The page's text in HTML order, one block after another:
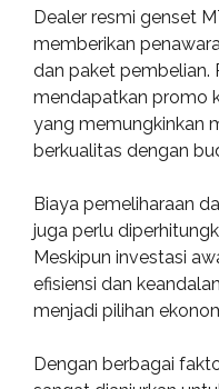
Dealer resmi genset
memberikan
dan paket pembelian.
mendapatkan promo
yang memungkinkan
berkualitas dengan
Biaya pemeliharaan
juga perlu
Meskipun investasi
efisiensi dan
menjadi pilihan
Dengan berbagai